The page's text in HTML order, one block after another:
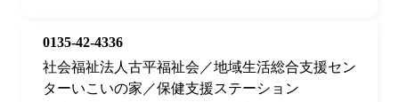
0135-42-4336
社会福祉法人古平福祉会／地域生活総合支援セン
ターいこいの家／保健支援ステーション